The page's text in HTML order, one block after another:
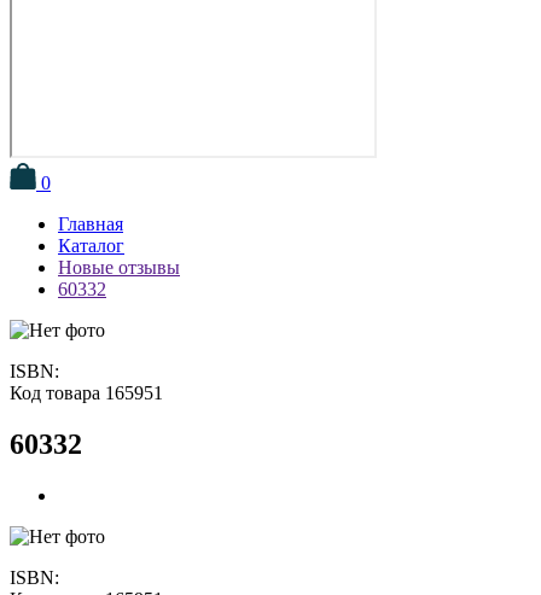
0
Главная
Каталог
Новые отзывы
60332
ISBN:
Код товара 165951
60332
ISBN: